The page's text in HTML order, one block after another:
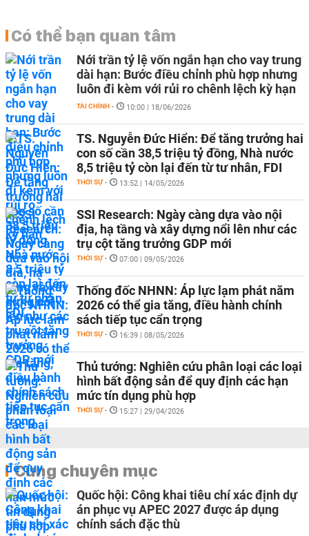
Có thể bạn quan tâm
Nới trần tỷ lệ vốn ngắn hạn cho vay trung
dài hạn: Bước điều chỉnh phù hợp nhưng
luôn đi kèm với rủi ro chênh lệch kỳ hạn
TÀI CHÍNH - 10:00 | 18/06/2026
TS. Nguyễn Đức Hiển: Để tăng trưởng hai
con số cần 38,5 triệu tỷ đồng, Nhà nước
8,5 triệu tỷ còn lại đến từ tư nhân, FDI
THỜI SỰ - 13:52 | 14/05/2026
SSI Research: Ngày càng dựa vào nội
địa, hạ tầng và xây dựng nổi lên như các
trụ cột tăng trưởng GDP mới
THỜI SỰ - 07:00 | 09/05/2026
Thống đốc NHNN: Áp lực lạm phát năm
2026 có thể gia tăng, điều hành chính
sách tiếp tục cẩn trọng
THỜI SỰ - 16:39 | 08/05/2026
Thủ tướng: Nghiên cứu phân loại các loại
hình bất động sản để quy định các hạn
mức tín dụng phù hợp
THỜI SỰ - 15:27 | 29/04/2026
Cùng chuyên mục
Quốc hội: Công khai tiêu chí xác định dự
án phục vụ APEC 2027 được áp dụng
chính sách đặc thù